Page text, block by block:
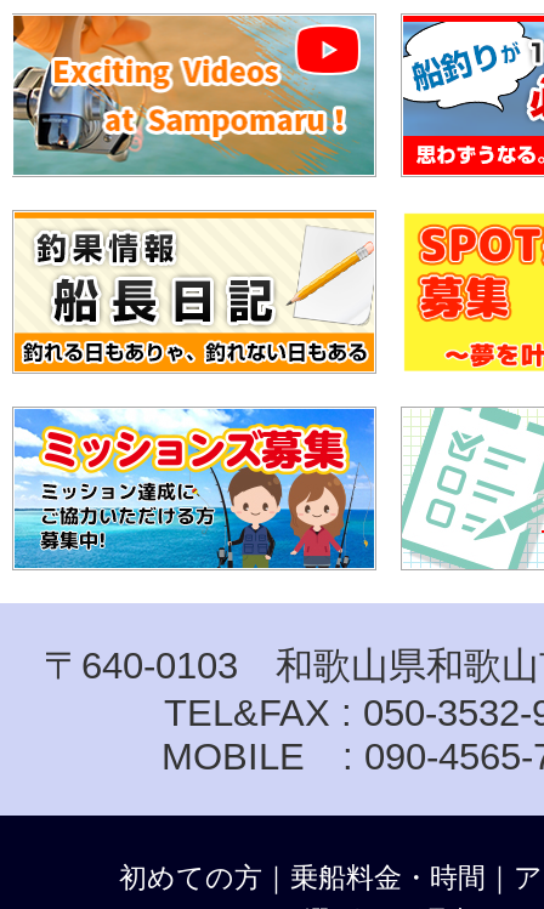
〒640-0103 和歌山県和歌山
TEL&FAX : 050-3532-
MOBILE : 090-4565-
初めての方 ｜ 乗船料金・時間 ｜